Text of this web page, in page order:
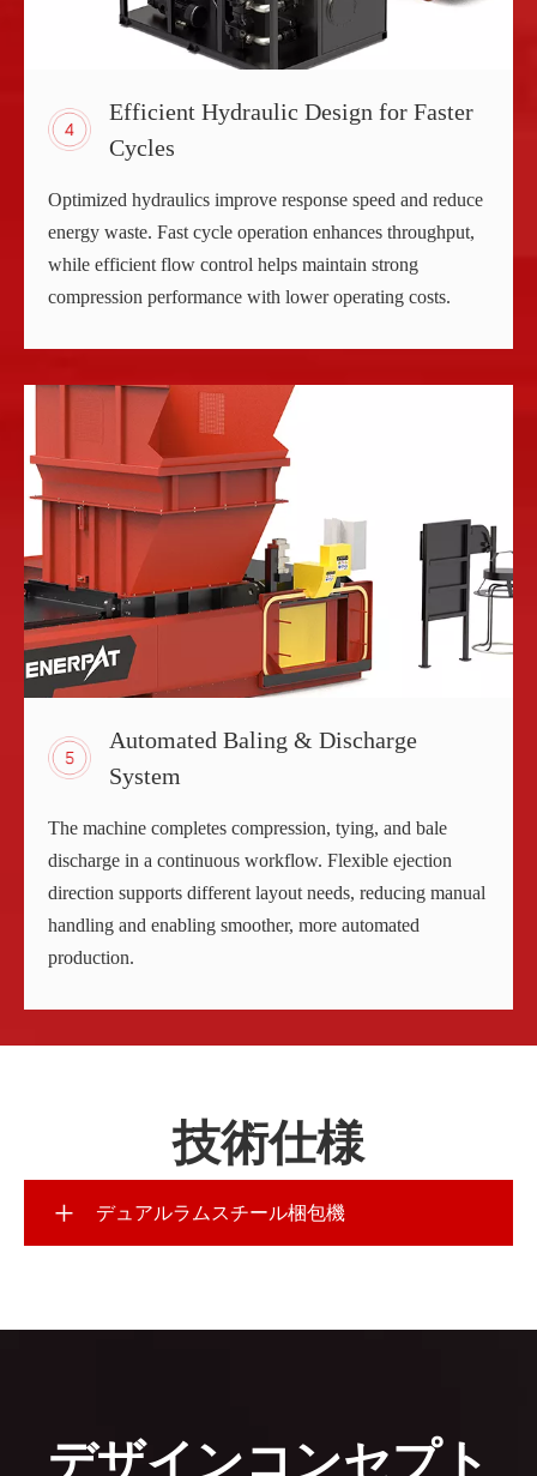
Efficient Hydraulic Design for Faster
Cycles
Optimized hydraulics improve response speed and reduce
energy waste. Fast cycle operation enhances throughput,
while efficient flow control helps maintain strong
compression performance with lower operating costs.
Automated Baling & Discharge
System
The machine completes compression, tying, and bale
discharge in a continuous workflow. Flexible ejection
direction supports different layout needs, reducing manual
handling and enabling smoother, more automated
production.
技術仕様
+ デュアルラムスチール梱包機
ベール開口部サイズ (インチ)
デザインコンセプト